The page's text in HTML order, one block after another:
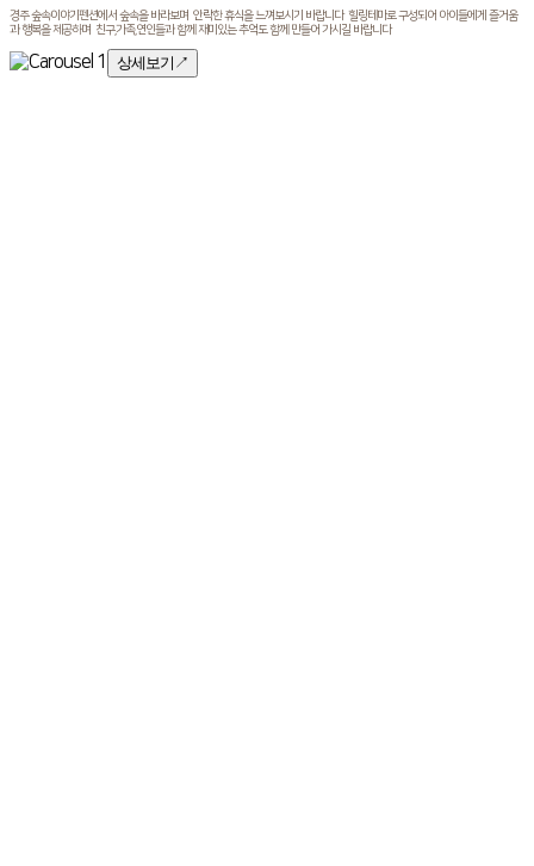
경주 숲속이야기펜션에서 숲속을 바라보며 안락한 휴식을 느껴보시기 바랍니다 힐링테마로 구성되어 아이들에게 즐거움
과 행복을 제공하며 친구,가족,연인들과 함께 재미있는 추억도 함께 만들어 가시길 바랍니다
상세보기 ↗